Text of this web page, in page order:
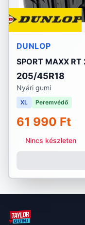
DUNLOP
SPORT MAXX RT
205/45R18
Nyári gumi
XL Peremvédő
61 990 Ft
Nincs készleten